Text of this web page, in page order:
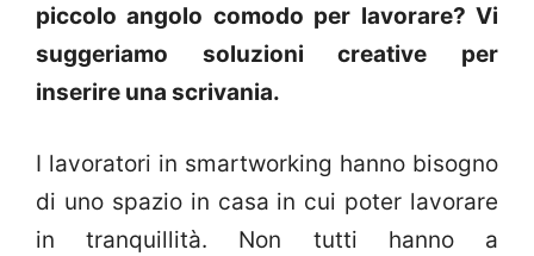
piccolo angolo comodo per lavorare? Vi
suggeriamo soluzioni creative per
inserire una scrivania.
I lavoratori in smartworking hanno bisogno
di uno spazio in casa in cui poter lavorare
in tranquillità. Non tutti hanno a